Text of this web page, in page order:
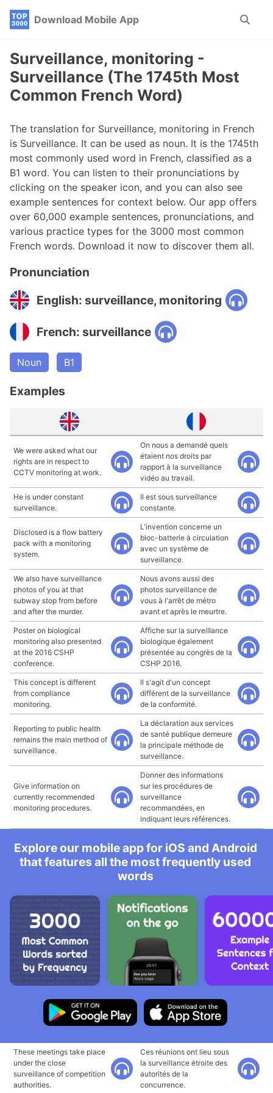
Skip
navigation
Skip
Skip
Download Mobile App
Toggle
Surveillance, monitoring -
Surveillance (The 1745th Most
Common French Word)
The translation for Surveillance, monitoring in French
is Surveillance. It can be used as noun. It is the 1745th
most commonly used word in French, classified as a
B1 word. You can listen to their pronunciations by
clicking on the speaker icon, and you can also see
example sentences for context below. Our app offers
over 60,000 example sentences, pronunciations, and
various practice types for the 3000 most common
French words. Download it now to discover them all.
Pronunciation
English: surveillance, monitoring
French: surveillance
Noun B1
Examples
We were asked what our
rights are in respect to
CCTV monitoring at work.
On nous a demandé quels
étaient nos droits par
rapport à la surveillance
vidéo au travail.
He is under constant
surveillance.
Il est sous surveillance
constante.
Disclosed is a flow battery
pack with a monitoring
system.
L'invention concerne un
bloc-batterie à circulation
avec un système de
surveillance.
We also have surveillance
photos of you at that
subway stop from before
and after the murder.
Nous avons aussi des
photos surveillance de
vous à l'arrêt de métro
avant et après le meurtre.
Poster on biological
monitoring also presented
at the 2016 CSHP
conference.
Affiche sur la surveillance
biologique également
présentée au congrès de la
CSHP 2016.
This concept is different
from compliance
monitoring.
Il s'agit d'un concept
différent de la surveillance
de la conformité.
Reporting to public health
remains the main method of
surveillance.
La déclaration aux services
de santé publique demeure
la principale méthode de
surveillance.
Give information on
currently recommended
monitoring procedures.
Donner des informations
sur les procédures de
surveillance
recommandées, en
indiquant leurs références.
Explore our mobile app for iOS and Android
that features all the most frequently used
words
These meetings take place
under the close
surveillance of competition
authorities.
Ces réunions ont lieu sous
la surveillance étroite des
autorités de la
concurrence.